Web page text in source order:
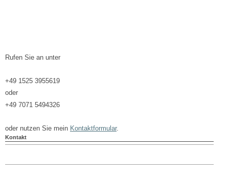
Rufen Sie an unter
+49 1525 3955619
oder
+49 7071 5494326
oder nutzen Sie mein Kontaktformular.
Kontakt